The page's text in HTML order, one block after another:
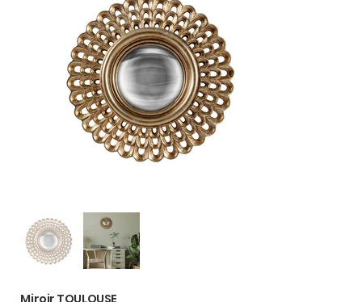
Miroir TOULOUSE